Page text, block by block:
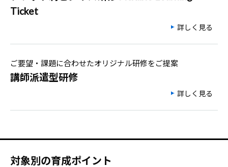
Ticket
詳しく見る
ご要望・課題に合わせたオリジナル研修をご提案
講師派遣型研修
詳しく見る
対象別の育成ポイント